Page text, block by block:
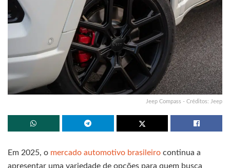
Jeep Compass - Créditos: Jeep
Em 2025, o mercado automotivo brasileiro continua a
apresentar uma variedade de opções para quem busca